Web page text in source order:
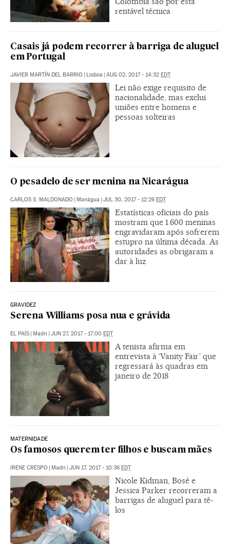
rentável técnica
Casais já podem recorrer à barriga de aluguel
em Portugal
JAVIER MARTÍN DEL BARRIO | Lisboa | AUG 02, 2017 - 14:32 EDT
Lei não exige requisito de
nacionalidade, mas exclui
uniões entre homens e
pessoas solteiras
O pesadelo de ser menina na Nicarágua
CARLOS S. MALDONADO | Manágua | JUL 30, 2017 - 12:26 EDT
Estatísticas oficiais do país
mostram que 1.600 meninas
engravidaram após sofrerem
estupro na última década. As
autoridades as obrigaram a
dar à luz
GRAVIDEZ
Serena Williams posa nua e grávida
EL PAÍS | Madri | JUN 27, 2017 - 17:00 EDT
A tenista afirma em
entrevista à ‘Vanity Fair’ que
regressará às quadras em
janeiro de 2018
MATERNIDADE
Os famosos querem ter filhos e buscam mães
IRENE CRESPO | Madri | JUN 17, 2017 - 10:36 EDT
Nicole Kidman, Bosé e
Jessica Parker recorreram a
barrigas de aluguel para tê-
los